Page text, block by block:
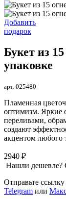
Добавить
подарок
Букет из
упаковке
арт. 025480
Пламенная
оптимизм. Яркие
переливами,
создают
акцентом любого
2940 ₽
Нашли дешевле?
Отправьте
Telegram или